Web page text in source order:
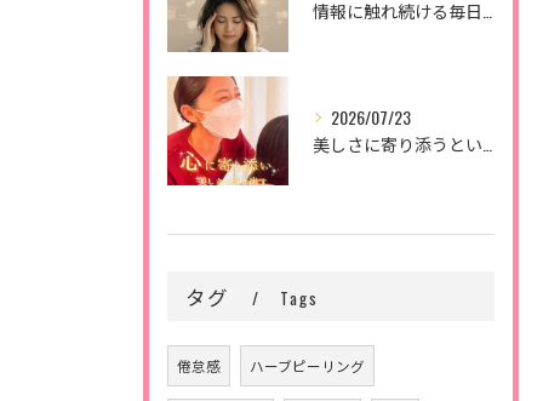
2026/07/23
タグ Tags
倦怠感 ハーブピーリング